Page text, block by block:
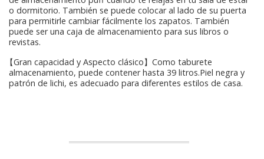
o dormitorio. También se puede colocar al lado de su puerta
para permitirle cambiar fácilmente los zapatos. También
puede ser una caja de almacenamiento para sus libros o
revistas.
【Gran capacidad y Aspecto clásico】Como taburete
almacenamiento, puede contener hasta 39 litros.Piel negra y
patrón de lichi, es adecuado para diferentes estilos de casa.